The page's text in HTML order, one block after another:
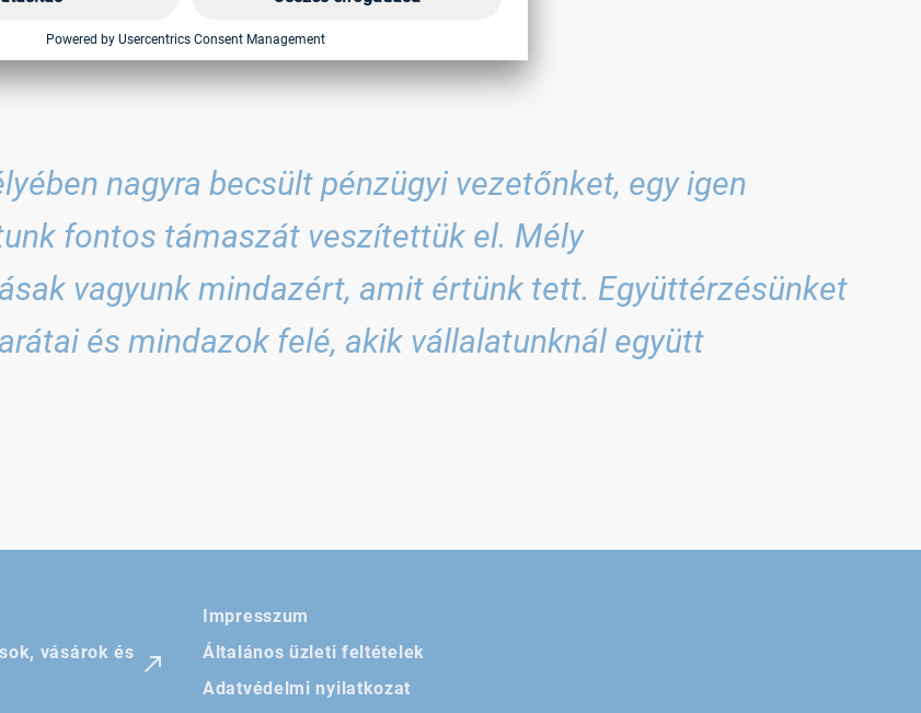
Bunte veszi át.
nagyra becsült pénzügyi vezetőnket, egy igen
fontos támaszát veszítettük el. Mély
vagyunk mindazért, amit értünk tett. Együttérzésünket
és mindazok felé, akik vállalatunknál együtt
vásárok és
Impresszum
Általános üzleti feltételek
Adatvédelmi nyilatkozat